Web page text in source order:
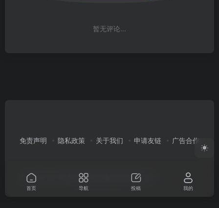
暂无评论...
免责声明 隐私政策 关于我们 申请友链 广告合作
Copyright © 2026 96导航 渝ICP备2022003351号-2
首页 导航 投稿 我的